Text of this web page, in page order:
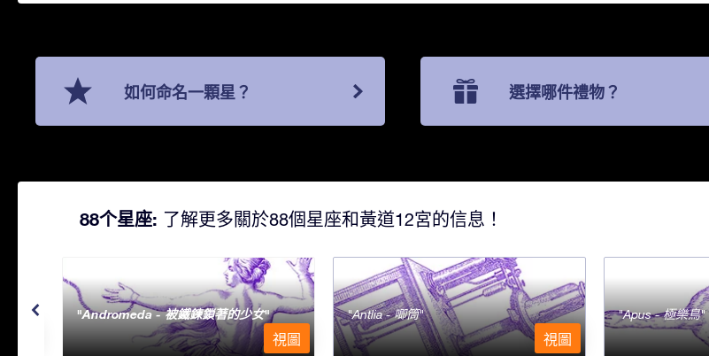
如何命名一顆星？ 選擇哪件禮物？
88个星座: 了解更多關於88個星座和黃道12宮的信息！
Andromeda - 被鐵鍊鎖著的少女
視圖
Antlia - 唧筒
視圖
Apus - 極樂鳥